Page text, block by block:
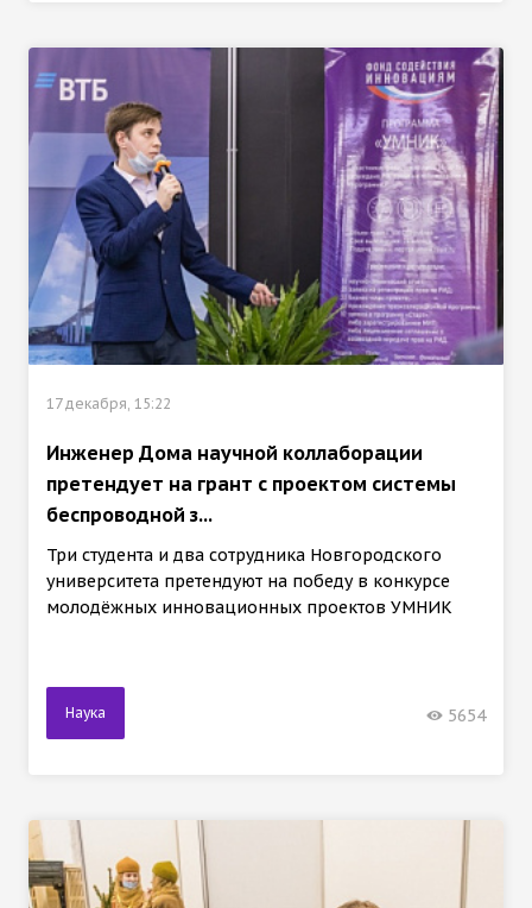
17 декабря, 15:22
Инженер Дома научной коллаборации
претендует на грант с проектом системы
беспроводной з...
Три студента и два сотрудника Новгородского
университета претендуют на победу в конкурсе
молодёжных инновационных проектов УМНИК
Наука 5654